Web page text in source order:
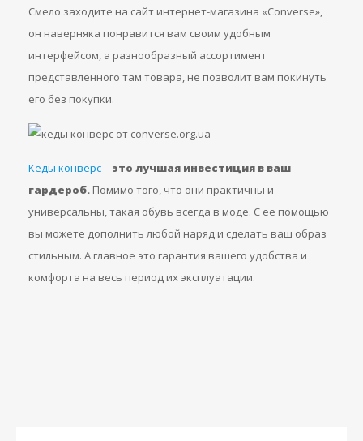
Смело заходите на сайт интернет-магазина «Сonverse»,
он наверняка понравится вам своим удобным
интерфейсом, а разнообразный ассортимент
представленного там товара, не позволит вам покинуть
его без покупки.
Кеды конверс– это лучшая инвестиция в ваш
гардероб. Помимо того, что они практичны и
универсальны, такая обувь всегда в моде. С ее помощью
вы можете дополнить любой наряд и сделать ваш образ
стильным. А главное это гарантия вашего удобства и
комфорта на весь период их эксплуатации.